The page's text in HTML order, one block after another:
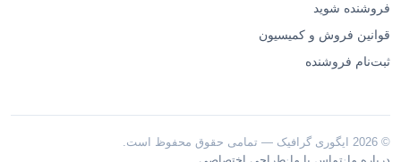
فروشنده شوید
قوانین فروش و کمیسیون
ثبت‌نام فروشنده
© 2026 ایگوری گرافیک — تمامی حقوق محفوظ است.
·
·